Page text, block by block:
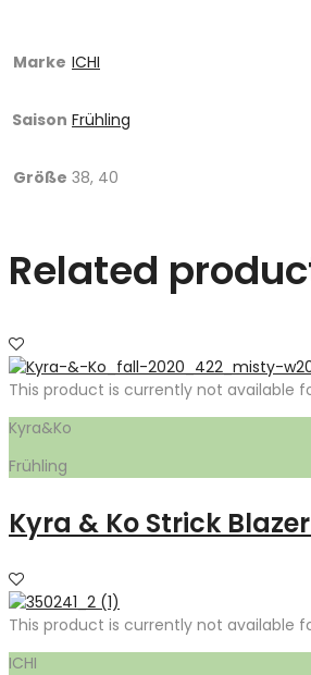
Marke ICHI
Saison Frühling
Größe 38, 40
Related
This product is currently not available
Kyra&Ko
Frühling
Kyra & Ko Strick
This product is currently not available
ICHI